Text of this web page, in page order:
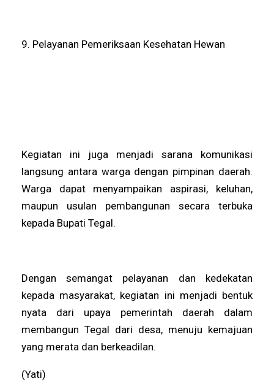
9. Pelayanan Pemeriksaan Kesehatan Hewan
Kegiatan ini juga menjadi sarana komunikasi
langsung antara warga dengan pimpinan daerah.
Warga dapat menyampaikan aspirasi, keluhan,
maupun usulan pembangunan secara terbuka
kepada Bupati Tegal.
Dengan semangat pelayanan dan kedekatan
kepada masyarakat, kegiatan ini menjadi bentuk
nyata dari upaya pemerintah daerah dalam
membangun Tegal dari desa, menuju kemajuan
yang merata dan berkeadilan.
(Yati)